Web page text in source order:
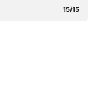
15/15